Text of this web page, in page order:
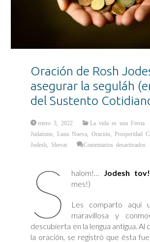
Oración de Rosh
asegurar la seguláh
del Sustento
enero 3, 2022 La vida es una Fiesta
Judaísmo
Luna Nueva ,Oración Prosperidad
Jodesh
Shevat Comentarios desactivados
S halom!… Jodesh tov!
mes!)
Les comparto aquí
maravillosa y
descubierta en la lengua antigua. Al
la oración, se registró que ésta